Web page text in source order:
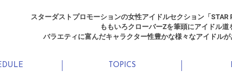
スターダストプロモーションの女性アイドルセクション「STAR
ももいろクローバーZを筆頭にアイドル道
バラエティに富んだキャラクター性豊かな様々なアイドル
TOPICS